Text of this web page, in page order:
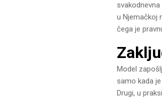
u Njemačkoj
čega je
Model
samo kada
Drugi, u